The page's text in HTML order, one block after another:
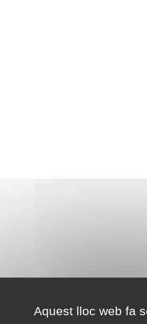
Aquest lloc web fa